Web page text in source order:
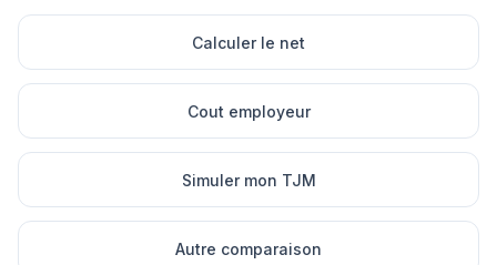
Calculer le net
Cout employeur
Simuler mon TJM
Autre comparaison